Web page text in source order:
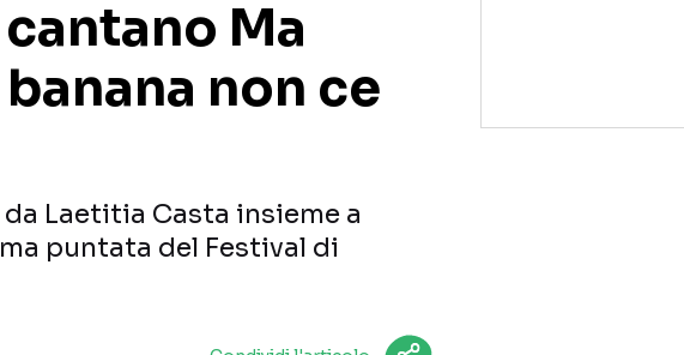
Ma
non ce
Laetitia Casta insieme a
puntata del Festival di